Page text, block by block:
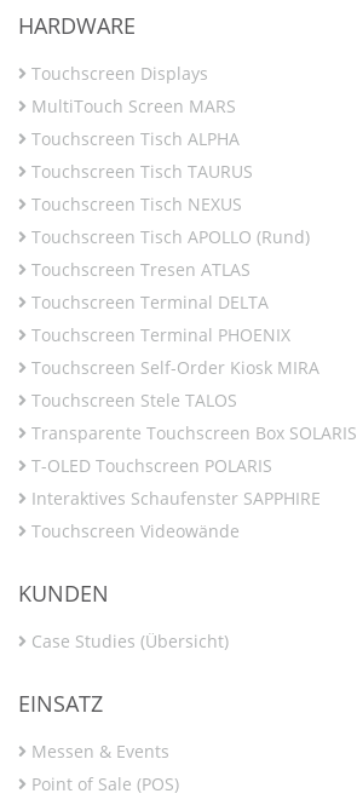
HARDWARE
Touchscreen Displays
MultiTouch Screen MARS
Touchscreen Tisch ALPHA
Touchscreen Tisch TAURUS
Touchscreen Tisch NEXUS
Touchscreen Tisch APOLLO (Rund)
Touchscreen Tresen ATLAS
Touchscreen Terminal DELTA
Touchscreen Terminal PHOENIX
Touchscreen Self-Order Kiosk MIRA
Touchscreen Stele TALOS
Transparente Touchscreen Box SOLARIS
T-OLED Touchscreen POLARIS
Interaktives Schaufenster SAPPHIRE
Touchscreen Videowände
KUNDEN
Case Studies (Übersicht)
EINSATZ
Messen & Events
Point of Sale (POS)